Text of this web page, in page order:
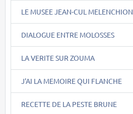
LE MUSEE JEAN-CUL MELENCHION
DIALOGUE ENTRE MOLOSSES
LA VERITE SUR ZOUMA
J'AI LA MEMOIRE QUI FLANCHE
RECETTE DE LA PESTE BRUNE